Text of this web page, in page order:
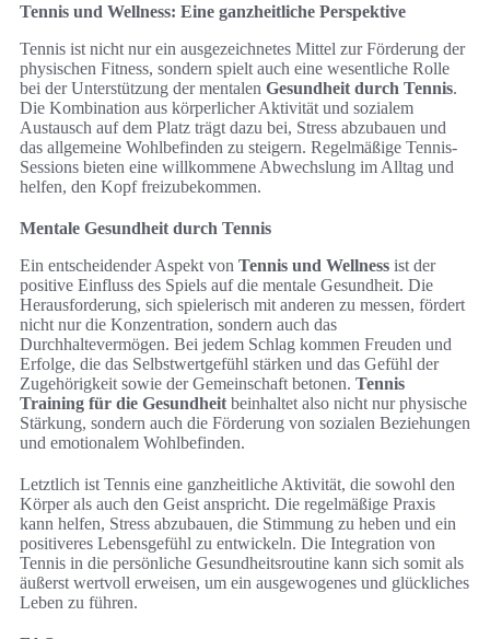
Tennis und Wellness: Eine ganzheitliche Perspektive
Tennis ist nicht nur ein ausgezeichnetes Mittel zur Förderung der
physischen Fitness, sondern spielt auch eine wesentliche Rolle
bei der Unterstützung der mentalen Gesundheit durch Tennis.
Die Kombination aus körperlicher Aktivität und sozialem
Austausch auf dem Platz trägt dazu bei, Stress abzubauen und
das allgemeine Wohlbefinden zu steigern. Regelmäßige Tennis-
Sessions bieten eine willkommene Abwechslung im Alltag und
helfen, den Kopf freizubekommen.
Mentale Gesundheit durch Tennis
Ein entscheidender Aspekt von Tennis und Wellness ist der
positive Einfluss des Spiels auf die mentale Gesundheit. Die
Herausforderung, sich spielerisch mit anderen zu messen, fördert
nicht nur die Konzentration, sondern auch das
Durchhaltevermögen. Bei jedem Schlag kommen Freuden und
Erfolge, die das Selbstwertgefühl stärken und das Gefühl der
Zugehörigkeit sowie der Gemeinschaft betonen. Tennis
Training für die Gesundheit beinhaltet also nicht nur physische
Stärkung, sondern auch die Förderung von sozialen Beziehungen
und emotionalem Wohlbefinden.
Letztlich ist Tennis eine ganzheitliche Aktivität, die sowohl den
Körper als auch den Geist anspricht. Die regelmäßige Praxis
kann helfen, Stress abzubauen, die Stimmung zu heben und ein
positiveres Lebensgefühl zu entwickeln. Die Integration von
Tennis in die persönliche Gesundheitsroutine kann sich somit als
äußerst wertvoll erweisen, um ein ausgewogenes und glückliches
Leben zu führen.